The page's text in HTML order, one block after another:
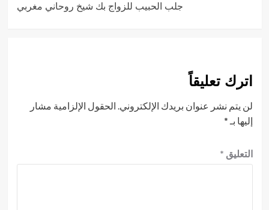
جلب الحبيب للزواج بك شيخ روحاني مغربي
اترك تعليقاً
لن يتم نشر عنوان بريدك الإلكتروني. الحقول الإلزامية مشار
إليها بـ *
التعليق *